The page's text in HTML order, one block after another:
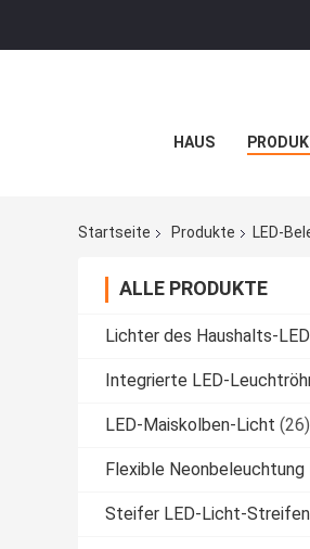
HAUS
Startseite Produkte LED-
ALLE PRODUKTE
Lichter des Haushalts-LED
Integrierte LED-
LED-Maiskolben-Licht (26)
Flexible Neonbeleuchtung
Steifer LED-Licht-Streifen